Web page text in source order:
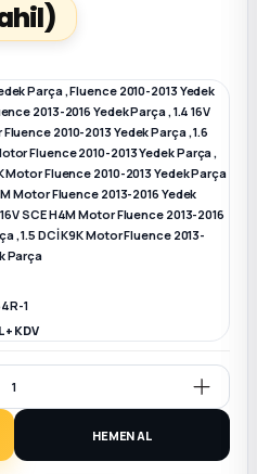
Parça,Fluence 2010-2013 Yedek
2013-2016 Yedek Parça,1.4 16V
2010-2013 Yedek Parça,1.6
Fluence 2010-2013 Yedek Parça,
Motor Fluence 2010-2013 Yedek Parça
Motor Fluence 2013-2016 Yedek
16V SCE H4M Motor Fluence 2013-2016
,1.5 DCİ K9K Motor Fluence 2013-
Parça
1
KDV
HEMEN AL